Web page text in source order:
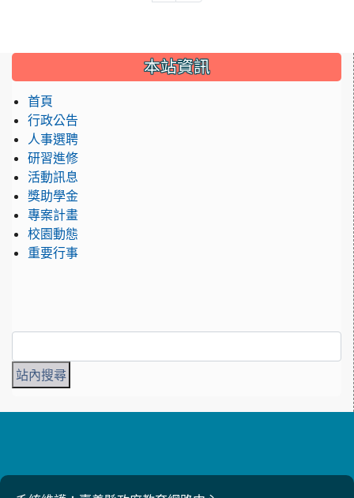
::: 本站資訊
首頁
行政公告
人事選聘
研習進修
活動訊息
獎助學金
專案計畫
校園動態
重要行事